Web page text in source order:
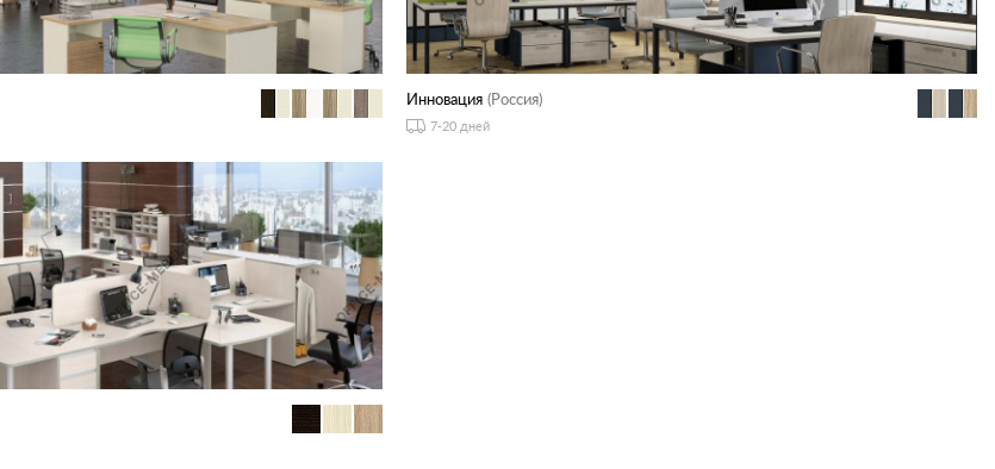
Инновация (Россия)
7-20 дней